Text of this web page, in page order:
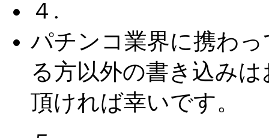
４.
パチンコ業界に携わっ
る方以外の書き込みは
頂ければ幸いです。